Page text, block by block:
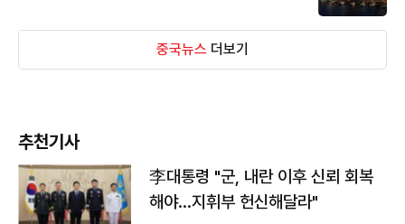
중국뉴스 더보기
추천기사
李대통령 "군, 내란 이후 신뢰 회복
해야…지휘부 헌신해달라"